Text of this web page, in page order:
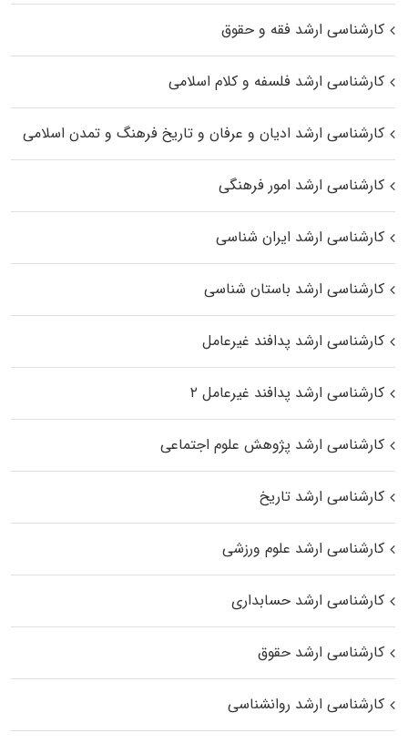
کارشناسی ارشد فقه و حقوق
کارشناسی ارشد فلسفه و کلام اسلامی
کارشناسی ارشد ادیان و عرفان و تاریخ فرهنگ و تمدن اسلامی
کارشناسی ارشد امور فرهنگی
کارشناسی ارشد ایران شناسی
کارشناسی ارشد باستان شناسی
کارشناسی ارشد پدافند غیرعامل
کارشناسی ارشد پدافند غیرعامل ۲
کارشناسی ارشد پژوهش علوم اجتماعی
کارشناسی ارشد تاریخ
کارشناسی ارشد علوم ورزشی
کارشناسی ارشد حسابداری
کارشناسی ارشد حقوق
کارشناسی ارشد روانشناسی